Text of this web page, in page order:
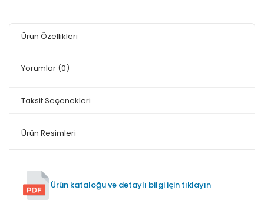
Ürün Özellikleri
Yorumlar (0)
Taksit Seçenekleri
Ürün Resimleri
Ürün kataloğu ve detaylı bilgi için tıklayın